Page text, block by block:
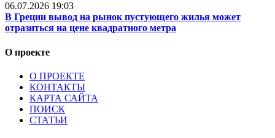
06.07.2026 19:03
В Греции вывод на рынок пустующего жилья может
отразиться на цене квадратного метра
О проекте
О ПРОЕКТЕ
КОНТАКТЫ
КАРТА САЙТА
ПОИСК
СТАТЬИ